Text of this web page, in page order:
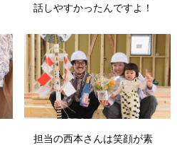
話しやすかったんですよ！
担当の西本さんは笑顔が素